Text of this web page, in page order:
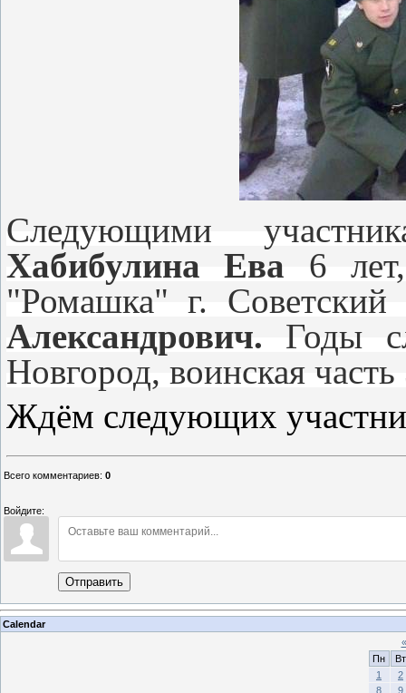
Следующими
Хабибулина Ева 6
"Ромашка" г.
Александрович. Годы
Новгород, воинская
Ждём следующих
Всего комментариев: 0
Войдите:
Отправить
Calendar
«
Пн
Вт
1
2
8
9